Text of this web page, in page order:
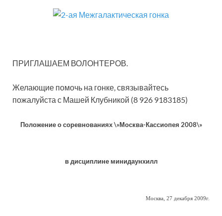
ПРИГЛАШАЕМ ВОЛОНТЕРОВ.
Желающие помочь на гонке, связывайтесь
пожалуйста с Машей Клубникой (8 926 9183185)
Положение о соревнованиях \»Москва-Кассиопея 2008\»
в дисциплине минидаунхилл
Москва, 27 декабря 2009г.